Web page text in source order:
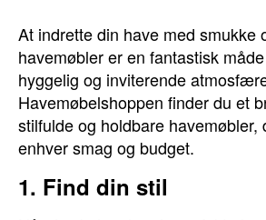
At indrette din have med smukke
havemøbler er en fantastisk
hyggelig og inviterende
Havemøbelshoppen finder du et
stilfulde og holdbare havemøbler,
enhver smag og budget.
1. Find din stil